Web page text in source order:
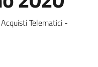
Telematici -